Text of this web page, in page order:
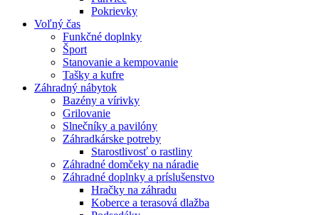
Pokrievky
Voľný čas
Funkčné doplnky
Šport
Stanovanie a kempovanie
Tašky a kufre
Záhradný nábytok
Bazény a vírivky
Grilovanie
Slnečníky a pavilóny
Záhradkárske potreby
Starostlivosť o rastliny
Záhradné domčeky na náradie
Záhradné doplnky a príslušenstvo
Hračky na záhradu
Koberce a terasová dlažba